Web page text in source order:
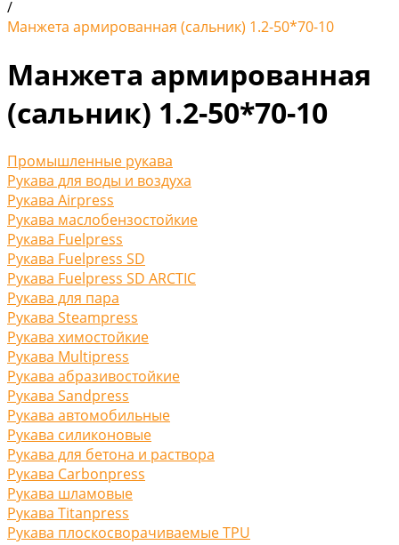
/
Манжета армированная (сальник) 1.2-50*70-10
Манжета армированная
(сальник) 1.2-50*70-10
Промышленные рукава
Рукава для воды и воздуха
Рукава Airpress
Рукава маслобензостойкие
Рукава Fuelpress
Рукава Fuelpress SD
Рукава Fuelpress SD ARCTIC
Рукава для пара
Рукава Steampress
Рукава химостойкие
Рукава Multipress
Рукава абразивостойкие
Рукава Sandpress
Рукава автомобильные
Рукава силиконовые
Рукава для бетона и раствора
Рукава Carbonpress
Рукава шламовые
Рукава Titanpress
Рукава плоскосворачиваемые TPU